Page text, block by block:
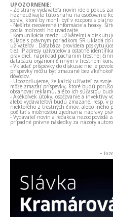
UPOZORNENIE:
- Zo strany vydavateľa novín ide o pokus
nezneužívajte túto snahu na osočovanie
správ, ktoré by mohli byť v rozpore s
- Nešírte neoverené informácie a hoaxy.
podľa možnosti ho uvádzajte.
- Komunikácia medzi užívateľmi a
súlade s právnym poriadkom SR ukladá
užívateľov . Databáza providera
tiež IP adresy užívateľov a ostatné
pravidiel, napríklad páchaním trestnej
databázu orgánom činným v trestnom
- Vkladať príspevky do diskusie nie je
príspevky môžu byť zmazané bez
dôvodov.
- Upozorňujeme, že každý užívateľ za
môže zmazať príspevky, ktoré budú
obsahovať reklamu, alebo ich súčasťou
- Akékoľvek útoky, osočovanie a invektívy
alebo vydavateľovi budú zmazané, resp. v
niektorého z trestných činov, alebo iného
počítať s možnosťou zjednania nápravy
- Vydavateľ novín a redakcia nezodpovedá
prípadné právne následky za názory
-